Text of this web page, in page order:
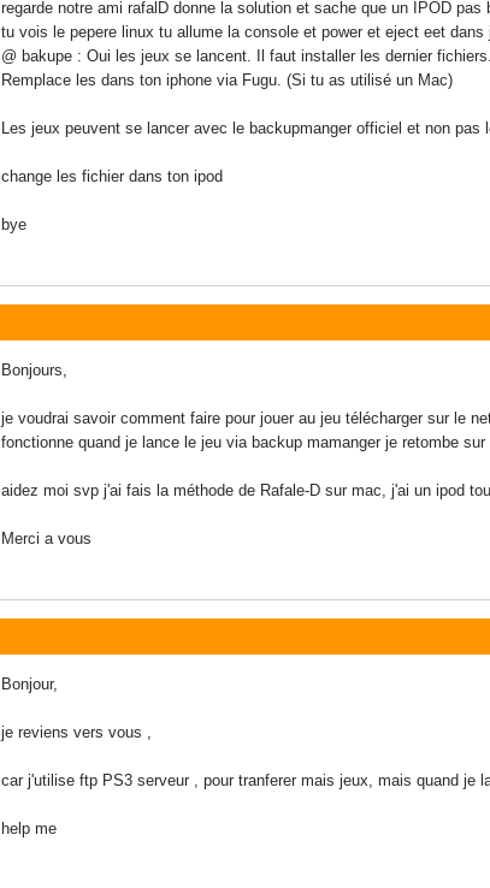
regarde notre ami rafalD donne la solution et sache que un IPOD
tu vois le pepere linux tu allume la console et power et eject eet
@ bakupe : Oui les jeux se lancent. Il faut installer les dernier
Remplace les dans ton iphone via Fugu. (Si tu as utilisé un Mac)
Les jeux peuvent se lancer avec le backupmanger officiel et non pas
change les fichier dans ton ipod
bye
Bonjours,
je voudrai savoir comment faire pour jouer au jeu télécharger sur le
fonctionne quand je lance le jeu via backup mamanger je retombe
aidez moi svp j'ai fais la méthode de Rafale-D sur mac, j'ai un ipod
Merci a vous
Bonjour,
je reviens vers vous ,
car j'utilise ftp PS3 serveur , pour tranferer mais jeux, mais quand
help me